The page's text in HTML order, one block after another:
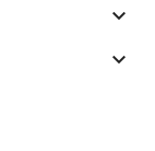

